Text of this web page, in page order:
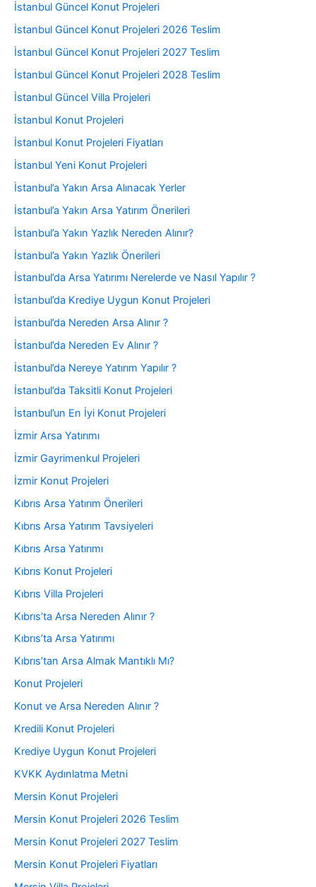
İstanbul Güncel Konut Projeleri
İstanbul Güncel Konut Projeleri 2026 Teslim
İstanbul Güncel Konut Projeleri 2027 Teslim
İstanbul Güncel Konut Projeleri 2028 Teslim
İstanbul Güncel Villa Projeleri
İstanbul Konut Projeleri
İstanbul Konut Projeleri Fiyatları
İstanbul Yeni Konut Projeleri
İstanbul’a Yakın Arsa Alınacak Yerler
İstanbul’a Yakın Arsa Yatırım Önerileri
İstanbul’a Yakın Yazlık Nereden Alınır?
İstanbul’a Yakın Yazlık Önerileri
İstanbul’da Arsa Yatırımı Nerelerde ve Nasıl Yapılır ?
İstanbul’da Krediye Uygun Konut Projeleri
İstanbul’da Nereden Arsa Alınır ?
İstanbul’da Nereden Ev Alınır ?
İstanbul’da Nereye Yatırım Yapılır ?
İstanbul’da Taksitli Konut Projeleri
İstanbul’un En İyi Konut Projeleri
İzmir Arsa Yatırımı
İzmir Gayrimenkul Projeleri
İzmir Konut Projeleri
Kıbrıs Arsa Yatırım Önerileri
Kıbrıs Arsa Yatırım Tavsiyeleri
Kıbrıs Arsa Yatırımı
Kıbrıs Konut Projeleri
Kıbrıs Villa Projeleri
Kıbrıs’ta Arsa Nereden Alınır ?
Kıbrıs’ta Arsa Yatırımı
Kıbrıs’tan Arsa Almak Mantıklı Mı?
Konut Projeleri
Konut ve Arsa Nereden Alınır ?
Kredili Konut Projeleri
Krediye Uygun Konut Projeleri
KVKK Aydınlatma Metni
Mersin Konut Projeleri
Mersin Konut Projeleri 2026 Teslim
Mersin Konut Projeleri 2027 Teslim
Mersin Konut Projeleri Fiyatları